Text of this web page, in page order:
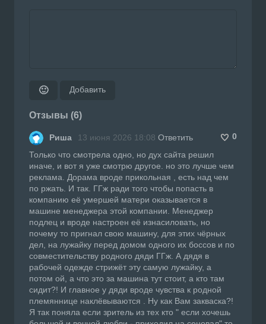
🙂 Добавить
Отзывы (6)
Риша 13 июня 2026 18:08 Ответить
0
Только что смотрела одно, но дух сайта решил
иначе, и вот я уже смотрю другое. но это лучше чем
реклама. Дорама вроде прикольная , есть над чем
по ржать. И так. ГГж ради того чтобы попасть в
компанию её умершей матери оказывается в
машине менеджера этой компании. Менеджер
подлец и вроде настроен её изнасиловать, но
почему то пригнал свою машину, для этих чёрных
дел, на лужайку перед домом одного их боссов и по
совместительству родного дяди ГГж. А дядя в
рабочей одежде стрижёт эту самую лужайку, а
потом ой, а что это за машина тут стоит, а кто там
сидит?! И главное у дяди вроде чувства к родной
племяннице наклёвываются . Ну как Вам закваска?!
Я так поняла если зритель из тех кто " если хочешь